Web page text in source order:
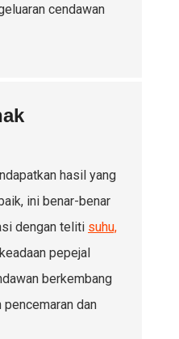
cendawan
hasil yang
ini benar-benar
dengan teliti suhu,
pepejal
berkembang
dan